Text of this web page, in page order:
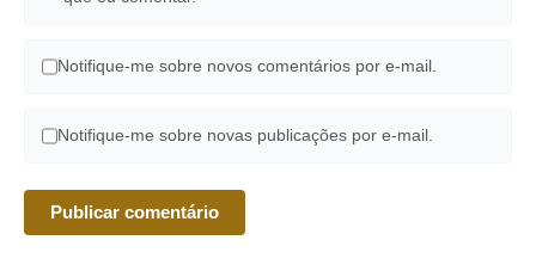
Notifique-me sobre novos comentários por e-mail.
Notifique-me sobre novas publicações por e-mail.